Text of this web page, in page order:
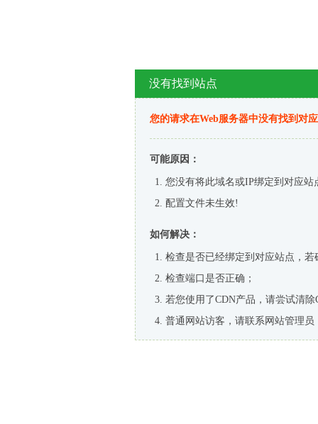
没有找到站点
您的请求在Web服务器中没有找到对
可能原因：
您没有将此域名或IP绑定到对应站
配置文件未生效!
如何解决：
检查是否已经绑定到对应站点，
检查端口是否正确；
若您使用了CDN产品，请尝试清除
普通网站访客，请联系网站管理员